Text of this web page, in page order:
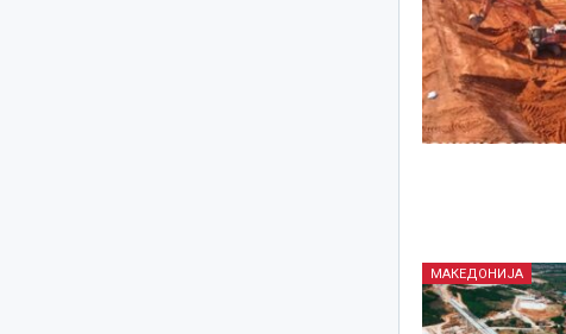
МАКЕДОНИЈА